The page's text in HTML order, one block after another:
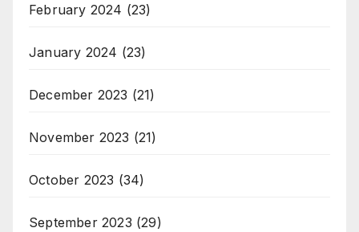
February 2024 (23)
January 2024 (23)
December 2023 (21)
November 2023 (21)
October 2023 (34)
September 2023 (29)